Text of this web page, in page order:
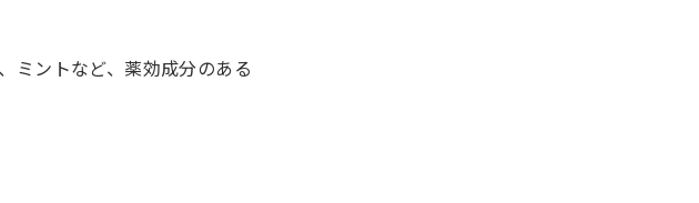
ミントなど、薬効成分のある